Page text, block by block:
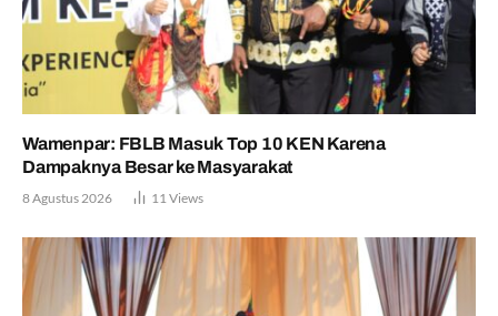
Wamenpar: FBLB Masuk Top 10 KEN Karena
Dampaknya Besar ke Masyarakat
8 Agustus 2026 11Views